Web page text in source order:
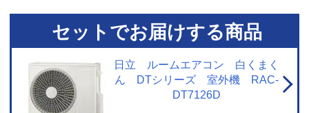
テンを閉め切った日射量の少ない日中を想定。
※6 運転中の室外機の吸い込
み空気温度。ベランダなど狭小スペースに設置した場合、室外機周辺が高温
になることがあります。所定の設置スペースを確保してください。また、高
温の場合、製品保護のため運転しないことがあります。使用環境により能力
が低下する場合があります。
セットでお届けする商品
日立 ルームエアコン 白くまく
ん DTシリーズ 室外機 RAC-
DT7126D